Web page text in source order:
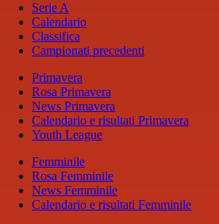
Serie A
Calendario
Classifica
Campionati precedenti
Primavera
Rosa Primavera
News Primavera
Calendario e risultati Primavera
Youth League
Femminile
Rosa Femminile
News Femminile
Calendario e risultati Femminile